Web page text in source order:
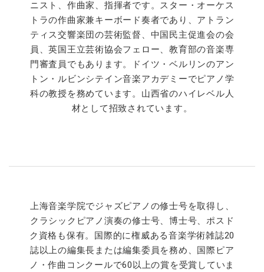
ニスト、作曲家、指揮者です。スター・オーケス
トラの作曲家兼キーボード奏者であり、アトラン
ティス交響楽団の芸術監督、中国民主促進会の会
員、英国王立芸術協会フェロー、教育部の音楽専
門審査員でもあります。ドイツ・ベルリンのアン
トン・ルビンシテイン音楽アカデミーでピアノ学
科の教授を務めています。山西省のハイレベル人
材として招致されています。
上海音楽学院でジャズピアノの修士号を取得し、
クラシックピアノ演奏の修士号、博士号、ポスド
ク資格も保有。国際的に権威ある音楽学術雑誌20
誌以上の編集長または編集委員を務め、国際ピア
ノ・作曲コンクールで60以上の賞を受賞していま